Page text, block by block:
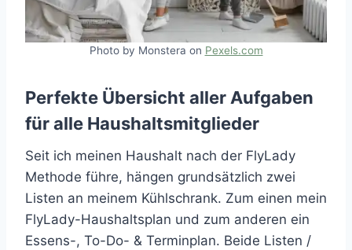
Photo by Monstera on Pexels.com
Perfekte Übersicht aller Aufgaben
für alle Haushaltsmitglieder
Seit ich meinen Haushalt nach der FlyLady
Methode führe, hängen grundsätzlich zwei
Listen an meinem Kühlschrank. Zum einen mein
FlyLady-Haushaltsplan und zum anderen ein
Essens-, To-Do- & Terminplan. Beide Listen /